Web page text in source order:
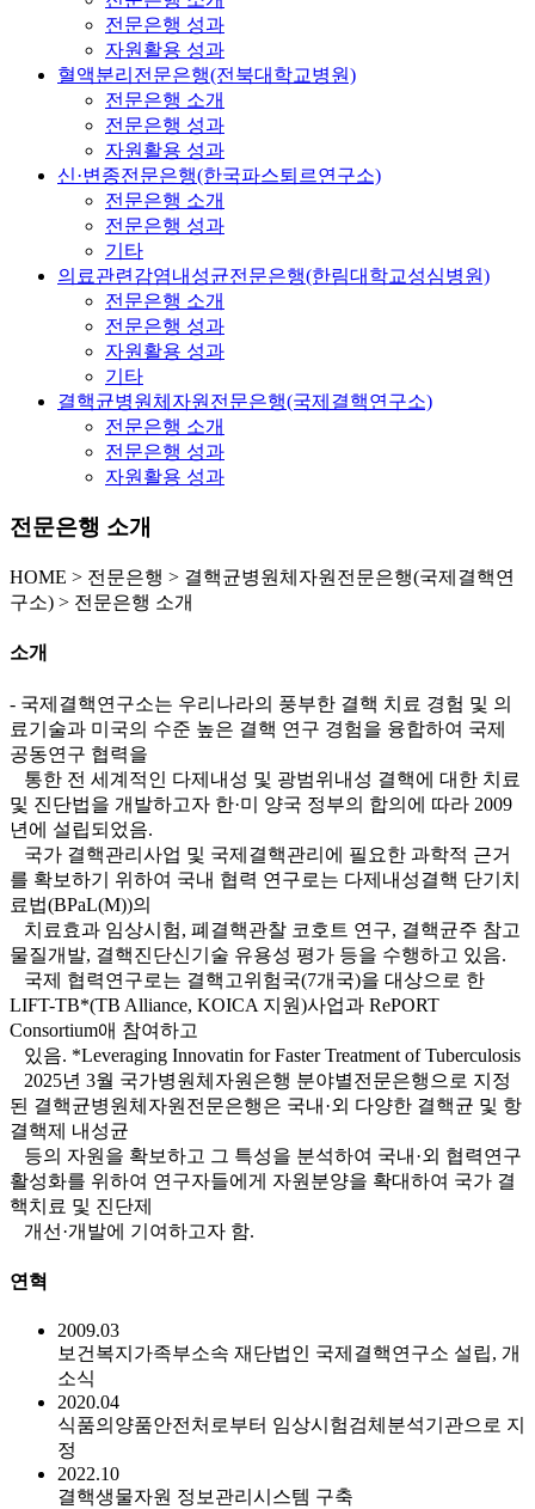
전문은행 성과
자원활용 성과
혈액분리전문은행(전북대학교병원)
전문은행 소개
전문은행 성과
자원활용 성과
신·변종전문은행(한국파스퇴르연구소)
전문은행 소개
전문은행 성과
기타
의료관련감염내성균전문은행(한림대학교성심병원)
전문은행 소개
전문은행 성과
자원활용 성과
기타
결핵균병원체자원전문은행(국제결핵연구소)
전문은행 소개
전문은행 성과
자원활용 성과
전문은행 소개
HOME > 전문은행 > 결핵균병원체자원전문은행(국제결핵연
구소) > 전문은행 소개
소개
- 국제결핵연구소는 우리나라의 풍부한 결핵 치료 경험 및 의
료기술과 미국의 수준 높은 결핵 연구 경험을 융합하여 국제
공동연구 협력을
통한 전 세계적인 다제내성 및 광범위내성 결핵에 대한 치료
및 진단법을 개발하고자 한·미 양국 정부의 합의에 따라 2009
년에 설립되었음.
국가 결핵관리사업 및 국제결핵관리에 필요한 과학적 근거
를 확보하기 위하여 국내 협력 연구로는 다제내성결핵 단기치
료법(BPaL(M))의
치료효과 임상시험, 폐결핵관찰 코호트 연구, 결핵균주 참고
물질개발, 결핵진단신기술 유용성 평가 등을 수행하고 있음.
국제 협력연구로는 결핵고위험국(7개국)을 대상으로 한
LIFT-TB*(TB Alliance, KOICA 지원)사업과 RePORT
Consortium애 참여하고
있음. *Leveraging Innovatin for Faster Treatment of Tuberculosis
2025년 3월 국가병원체자원은행 분야별전문은행으로 지정
된 결핵균병원체자원전문은행은 국내·외 다양한 결핵균 및 항
결핵제 내성균
등의 자원을 확보하고 그 특성을 분석하여 국내·외 협력연구
활성화를 위하여 연구자들에게 자원분양을 확대하여 국가 결
핵치료 및 진단제
개선·개발에 기여하고자 함.
연혁
2009.03
보건복지가족부소속 재단법인 국제결핵연구소 설립, 개
소식
2020.04
식품의양품안전처로부터 임상시험검체분석기관으로 지
정
2022.10
결핵생물자원 정보관리시스템 구축